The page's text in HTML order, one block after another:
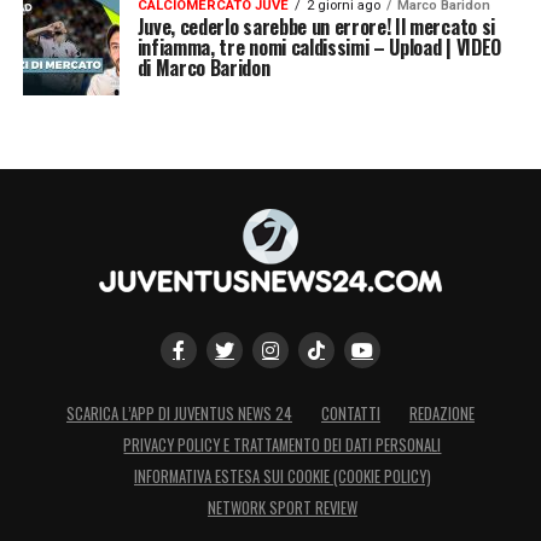
CALCIOMERCATO JUVE 2 giorni ago Marco Baridon
Juve, cederlo sarebbe un errore! Il mercato si
infiamma, tre nomi caldissimi – Upload | VIDEO
di Marco Baridon
SCARICA L’APP DI JUVENTUS NEWS 24 CONTATTI
REDAZIONE
PRIVACY POLICY E TRATTAMENTO DEI DATI PERSONALI
INFORMATIVA ESTESA SUI COOKIE (COOKIE POLICY)
NETWORK SPORT REVIEW